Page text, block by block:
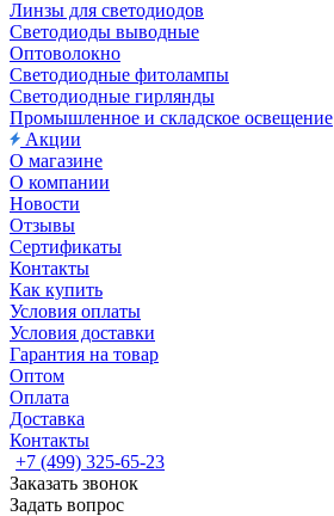
Линзы для светодиодов
Светодиоды выводные
Оптоволокно
Светодиодные фитолампы
Светодиодные гирлянды
Промышленное и складское освещение
Акции
О магазине
О компании
Новости
Отзывы
Сертификаты
Контакты
Как купить
Условия оплаты
Условия доставки
Гарантия на товар
Оптом
Оплата
Доставка
Контакты
+7 (499) 325-65-23
Заказать звонок
Задать вопрос